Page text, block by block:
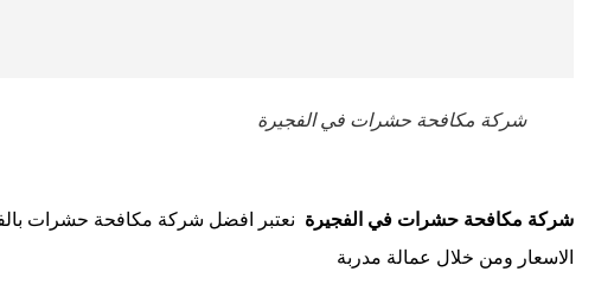
شركة مكافحة حشرات في الفجيرة
شركة مكافحة حشرات في الفجيرة نعتبر افضل شركة مكافحة حشرات
الاسعار ومن خلال عمالة مدربة